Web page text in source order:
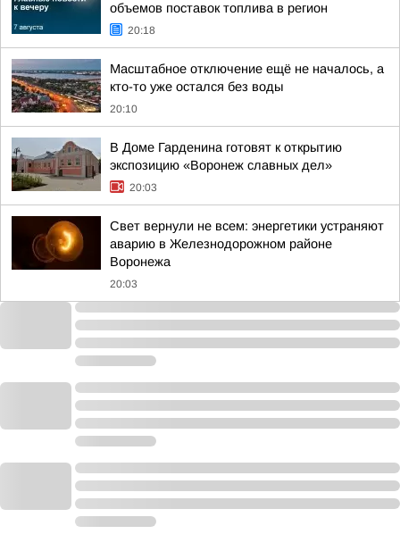
объемов поставок топлива в регион
20:18
Масштабное отключение ещё не началось, а
кто-то уже остался без воды
20:10
В Доме Гарденина готовят к открытию
экспозицию «Воронеж славных дел»
20:03
Свет вернули не всем: энергетики устраняют
аварию в Железнодорожном районе
Воронежа
20:03